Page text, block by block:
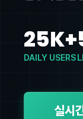
25K+
DAILY USERS
실시